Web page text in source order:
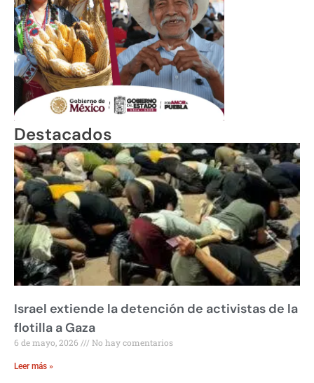
Destacados
Israel extiende la detención de activistas de la
flotilla a Gaza
6 de mayo, 2026 No hay comentarios
Leer más »